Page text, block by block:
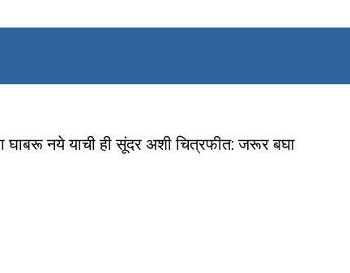
घाबरू नये याची ही सूंदर अशी चित्रफीत: जरूर बघा